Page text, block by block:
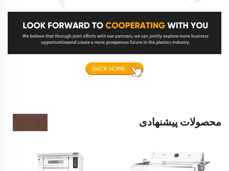
محصولات پیشنهادی